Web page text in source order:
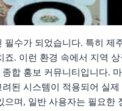
필수가 되었습니다. 특히
죠. 이런 환경 속에서 지역
합 홍보 커뮤니티입니다.
된 시스템이 적용되어 실
으며, 일반 사용자는 필요